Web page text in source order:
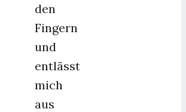
den
Fingern
und
entlässt
mich
aus